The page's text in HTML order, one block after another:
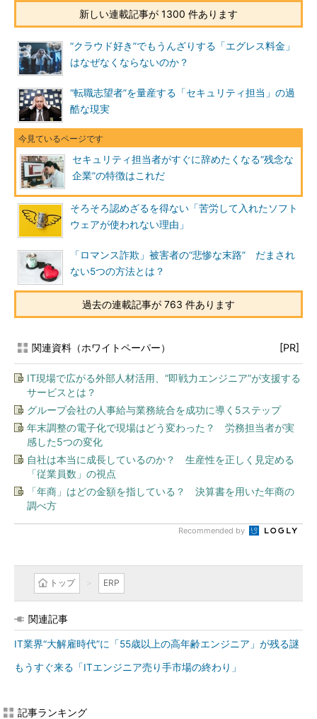
新しい連載記事が 1300 件あります
“クラウド好き”でもうんざりする「エグレス料金」
はなぜなくならないのか？
“転職志望者”を量産する「セキュリティ担当」の過
酷な現実
セキュリティ担当者がすぐに辞めたくなる“残念な
企業”の特徴はこれだ
そろそろ認めざるを得ない「苦労して入れたソフト
ウェアが使われない理由」
「ロマンス詐欺」被害者の“悲惨な末路” だまされ
ない5つの方法とは？
過去の連載記事が 763 件あります
関連資料（ホワイトペーパー） [PR]
IT現場で広がる外部人材活用、“即戦力エンジニア”が支援する
サービスとは？
グループ会社の人事給与業務統合を成功に導く5ステップ
年末調整の電子化で現場はどう変わった？ 労務担当者が実
感した5つの変化
自社は本当に成長しているのか？ 生産性を正しく見定める
「従業員数」の視点
「年商」はどの金額を指している？ 決算書を用いた年商の
調べ方
Recommended by
トップ ERP
関連記事
IT業界“大解雇時代”に「55歳以上の高年齢エンジニア」が残る謎
もうすぐ来る「ITエンジニア売り手市場の終わり」
記事ランキング